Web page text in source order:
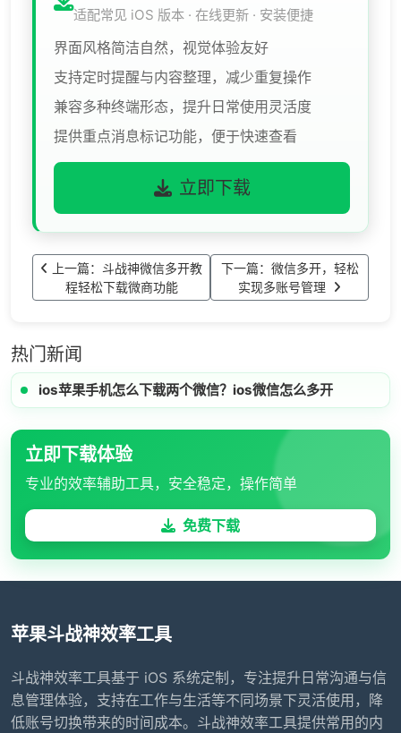
适配常见 iOS 版本 · 在线更新 · 安装便捷
界面风格简洁自然，视觉体验友好
支持定时提醒与内容整理，减少重复操作
兼容多种终端形态，提升日常使用灵活度
提供重点消息标记功能，便于快速查看
立即下载
上一篇：斗战神微信多开教
程轻松下载微商功能
下一篇：微信多开，轻松
实现多账号管理
热门新闻
ios苹果手机怎么下载两个微信？ios微信怎么多开
立即下载体验
专业的效率辅助工具，安全稳定，操作简单
免费下载
苹果斗战神效率工具
斗战神效率工具基于 iOS 系统定制，专注提升日常沟通与信
息管理体验，支持在工作与生活等不同场景下灵活使用，降
低账号切换带来的时间成本。斗战神效率工具提供常用的内